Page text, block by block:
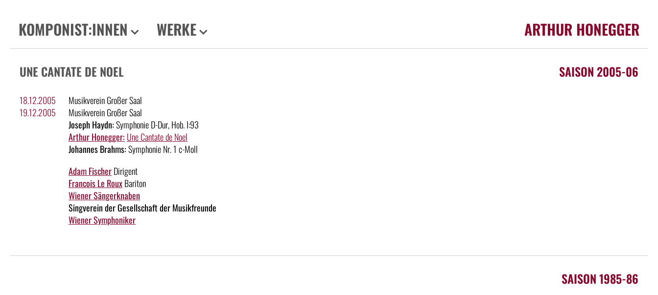
KOMPONIST:INNEN WERKE ARTHUR HONEGGER
UNE CANTATE DE NOEL SAISON 2005-06
18.12.2005
Musikverein Großer Saal
19.12.2005
Musikverein Großer Saal
Joseph Haydn:Symphonie D-Dur, Hob. I:93
Arthur Honegger: Une Cantate de Noel
Johannes Brahms:Symphonie Nr. 1 c-Moll
Adam FischerDirigent
Francois Le RouxBariton
Wiener Sängerknaben
Singverein der Gesellschaft der Musikfreunde
Wiener Symphoniker
SAISON 1985-86